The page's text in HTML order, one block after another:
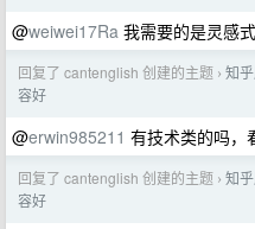
@weiwei17Ra 我需要的是灵感
回复了 cantenglish 创建的主题 › 知
容好
@erwin985211 有技术类的吗，
回复了 cantenglish 创建的主题 › 知
容好